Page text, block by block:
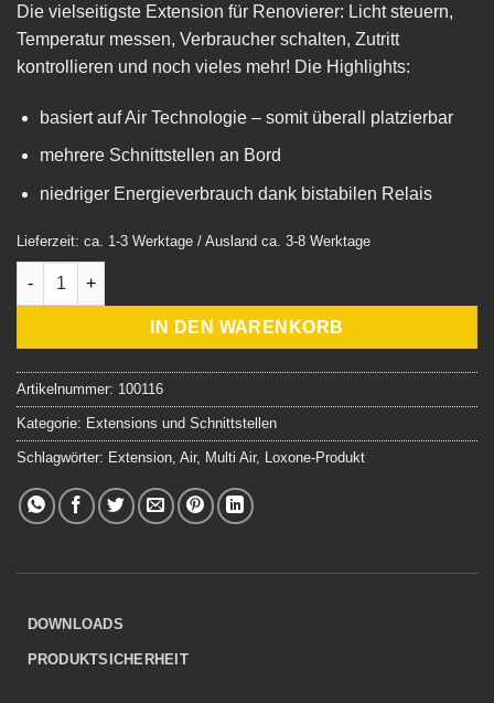
Die vielseitigste Extension für Renovierer: Licht steuern,
Temperatur messen, Verbraucher schalten, Zutritt
kontrollieren und noch vieles mehr! Die Highlights:
basiert auf Air Technologie – somit überall platzierbar
mehrere Schnittstellen an Bord
niedriger Energieverbrauch dank bistabilen Relais
Lieferzeit: ca. 1-3 Werktage / Ausland ca. 3-8 Werktage
Loxone Multi Extension Air Menge
IN DEN WARENKORB
Artikelnummer: 100116
Kategorie: Extensions und Schnittstellen
Schlagwörter: Extension Air, Multi Air, Loxone-Produkt
DOWNLOADS
PRODUKTSICHERHEIT